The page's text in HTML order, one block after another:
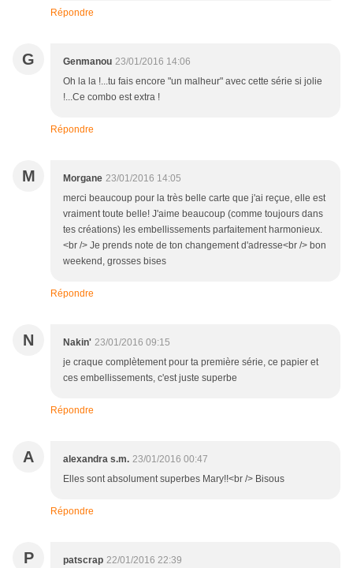
Répondre
G Genmanou 23/01/2016 14:06
Oh la la !...tu fais encore "un malheur" avec cette série si jolie
!...Ce combo est extra !
Répondre
M Morgane 23/01/2016 14:05
merci beaucoup pour la très belle carte que j'ai reçue, elle est
vraiment toute belle! J'aime beaucoup (comme toujours dans
tes créations) les embellissements parfaitement harmonieux.
<br /> Je prends note de ton changement d'adresse<br /> bon
weekend, grosses bises
Répondre
N Nakin' 23/01/2016 09:15
je craque complètement pour ta première série, ce papier et
ces embellissements, c'est juste superbe
Répondre
A alexandra s.m. 23/01/2016 00:47
Elles sont absolument superbes Mary!!<br /> Bisous
Répondre
P patscrap 22/01/2016 22:39